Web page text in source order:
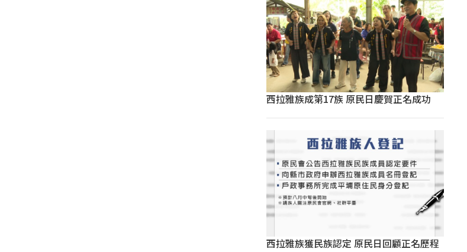
西拉雅族成第17族 原民日慶賀正名成功
西拉雅族獲民族認定 原民日回顧正名歷程